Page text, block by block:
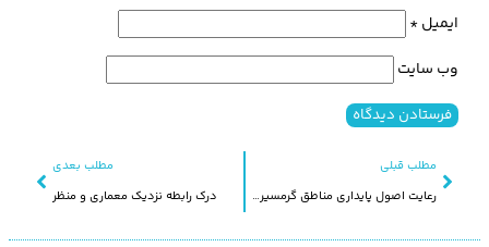
مطلب قبلی
رعایت اصول پایداری مناطق گرمسیری در باغ – خانه مخفی در سنگاپور
مطلب بعدی
درک رابطه نزدیک معماری و منظر
ایمیل*
وب‌ سایت